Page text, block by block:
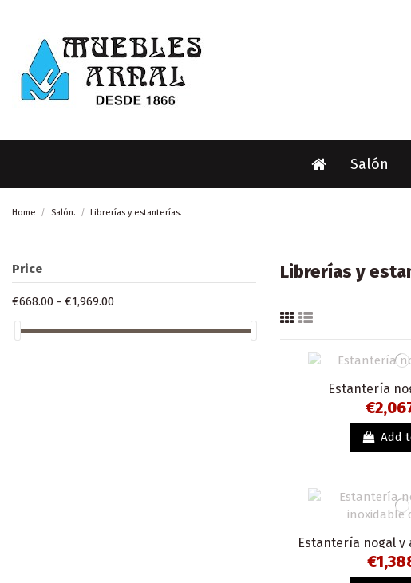
Salón
Home Salón. Librerías y estanterías.
Librerías y
Estantería
Add
Estantería nogal y
Price
€668.00 - €1,969.00